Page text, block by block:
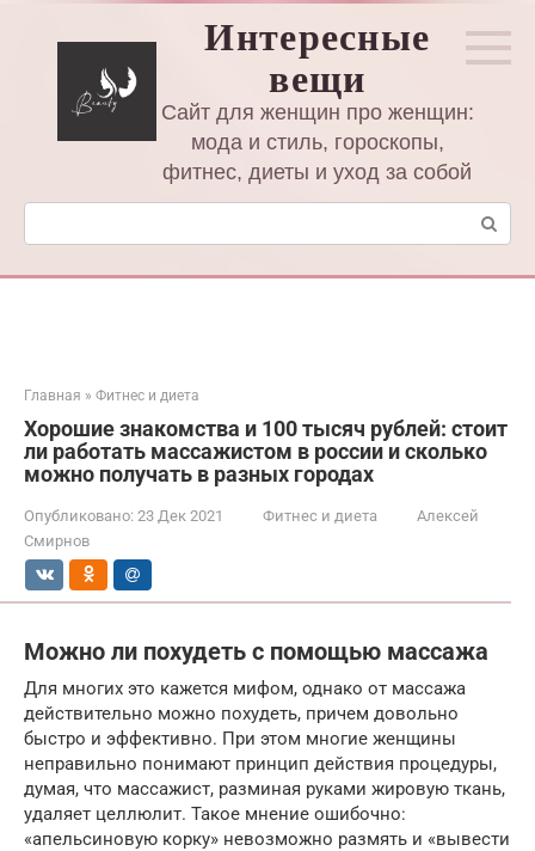
Интересные
вещи
Сайт для женщин про женщин:
мода и стиль, гороскопы,
фитнес, диеты и уход за собой
Поиск:
Главная » Фитнес и диета
Хорошие знакомства и 100 тысяч рублей: стоит
ли работать массажистом в россии и сколько
можно получать в разных городах
Опубликовано: 23 Дек 2021 Фитнес и диета
Алексей
Смирнов
Можно ли похудеть с помощью массажа
Для многих это кажется мифом, однако от массажа
действительно можно похудеть, причем довольно
быстро и эффективно. При этом многие женщины
неправильно понимают принцип действия процедуры,
думая, что массажист, разминая руками жировую ткань,
удаляет целлюлит. Такое мнение ошибочно:
«апельсиновую корку» невозможно размять и «вывести